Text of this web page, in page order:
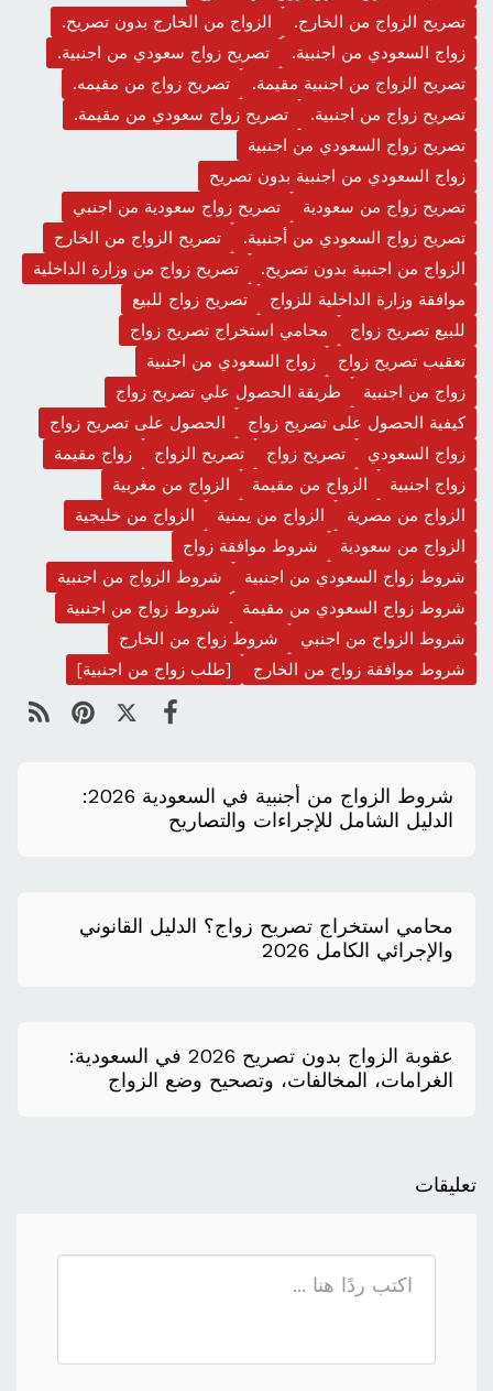
تصريح الزواج من الخارج.
الزواج من الخارج بدون تصريح.
زواج السعودي من اجنبية.
تصريح زواج سعودي من اجنبية.
تصريح الزواج من اجنبية مقيمة.
تصريح زواج من مقيمه.
تصريح زواج من اجنبية.
تصريح زواج سعودي من مقيمة.
تصريح زواج السعودي من اجنبية
زواج السعودي من اجنبية بدون تصريح
تصريح زواج من سعودية
تصريح زواج سعودية من اجنبي
تصريح زواج السعودي من أجنبية.
تصريح الزواج من الخارج
الزواج من اجنبية بدون تصريح.
تصريح زواج من وزارة الداخلية
موافقة وزارة الداخلية للزواج
تصريح زواج للبيع
للبيع تصريح زواج
محامي استخراج تصريح زواج
تعقيب تصريح زواج
زواج السعودي من اجنبية
زواج من اجنبية
طريقة الحصول علي تصريح زواج
كيفية الحصول على تصريح زواج
الحصول على تصريح زواج
زواج السعودي
تصريح زواج تصريح الزواج
زواج مقيمة
زواج اجنبية
الزواج من مقيمة
الزواج من مغربية
الزواج من مصرية
الزواج من يمنية
الزواج من خليجية
الزواج من سعودية
شروط موافقة زواج
شروط زواج السعودي من اجنبية
شروط الزواج من اجنبية
شروط زواج السعودي من مقيمة
شروط زواج من اجنبية
شروط الزواج من اجنبي
شروط زواج من الخارج
شروط موافقة زواج من الخارج
[طلب زواج من اجنبية]
شروط الزواج من أجنبية في السعودية 2026:
الدليل الشامل للإجراءات والتصاريح
محامي استخراج تصريح زواج؟ الدليل القانوني
والإجرائي الكامل 2026
عقوبة الزواج بدون تصريح 2026 في السعودية:
الغرامات، المخالفات، وتصحيح وضع الزواج
تعليقات